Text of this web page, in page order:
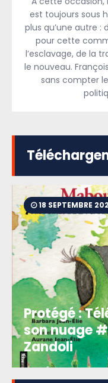
est toujours sous
plus qu’une autre :
pour cette
l’esclavage, de la
le nouveau.
sans compter
18 SEPTEMBRE
Protégé :
son nuage
Zandoli